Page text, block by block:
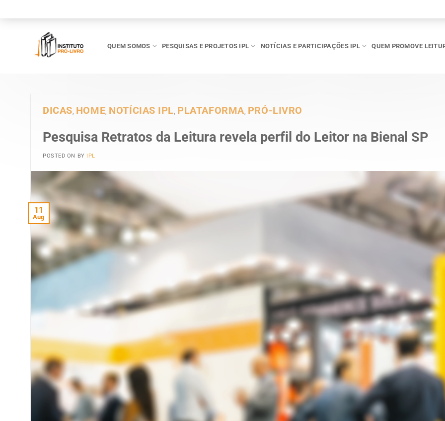
QUEM SOMOS PESQUISAS E PROJETOS IPL NOTÍCIAS E PARTICIPAÇÕES IPL QUEM PROMOVE
DICAS, HOME, NOTÍCIAS IPL, PLATAFORMA, PRÓ-LIVRO
Pesquisa Retratos da Leitura revela perfil do Leitor na Bienal SP
POSTED ON BY IPL
11
Aug